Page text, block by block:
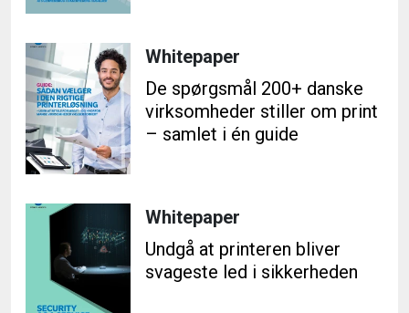
Whitepaper
De spørgsmål 200+ danske
virksomheder stiller om print
– samlet i én guide
Whitepaper
Undgå at printeren bliver
svageste led i sikkerheden